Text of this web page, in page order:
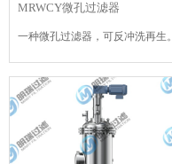
MRWCY微孔过滤器
一种微孔过滤器，可反冲洗再生。